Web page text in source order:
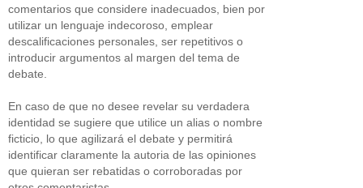
comentarios que considere inadecuados, bien por
utilizar un lenguaje indecoroso, emplear
descalificaciones personales, ser repetitivos o
introducir argumentos al margen del tema de
debate.
En caso de que no desee revelar su verdadera
identidad se sugiere que utilice un alias o nombre
ficticio, lo que agilizará el debate y permitirá
identificar claramente la autoria de las opiniones
que quieran ser rebatidas o corroboradas por